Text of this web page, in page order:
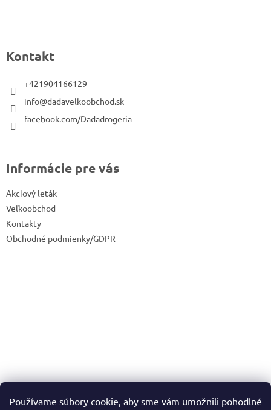
Používame súbory cookie, aby sme vám umožnili pohodlné
p
äKontakt
+421904166129
info@dadavelkoobchod.sk
facebook.com/Dadadrogeria
Informácie pre vás
Akciový leták
Veľkoobchod
Kontakty
Obchodné podmienky/GDPR